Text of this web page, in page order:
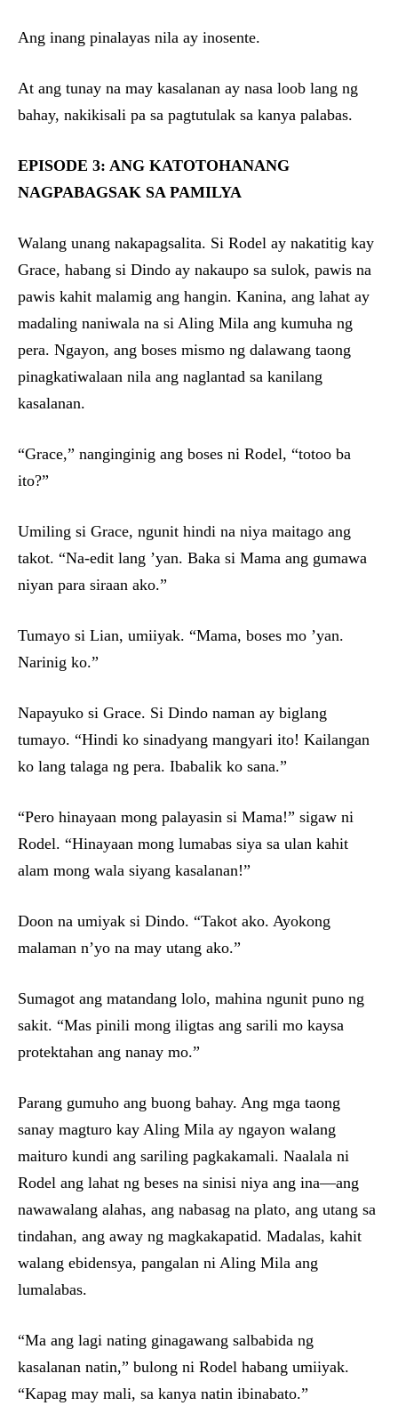
Ang inang pinalayas nila ay inosente.
At ang tunay na may kasalanan ay nasa loob lang ng
bahay, nakikisali pa sa pagtutulak sa kanya palabas.
EPISODE 3: ANG KATOTOHANANG
NAGPABAGSAK SA PAMILYA
Walang unang nakapagsalita. Si Rodel ay nakatitig kay
Grace, habang si Dindo ay nakaupo sa sulok, pawis na
pawis kahit malamig ang hangin. Kanina, ang lahat ay
madaling naniwala na si Aling Mila ang kumuha ng
pera. Ngayon, ang boses mismo ng dalawang taong
pinagkatiwalaan nila ang naglantad sa kanilang
kasalanan.
“Grace,” nanginginig ang boses ni Rodel, “totoo ba
ito?”
Umiling si Grace, ngunit hindi na niya maitago ang
takot. “Na-edit lang ’yan. Baka si Mama ang gumawa
niyan para siraan ako.”
Tumayo si Lian, umiiyak. “Mama, boses mo ’yan.
Narinig ko.”
Napayuko si Grace. Si Dindo naman ay biglang
tumayo. “Hindi ko sinadyang mangyari ito! Kailangan
ko lang talaga ng pera. Ibabalik ko sana.”
“Pero hinayaan mong palayasin si Mama!” sigaw ni
Rodel. “Hinayaan mong lumabas siya sa ulan kahit
alam mong wala siyang kasalanan!”
Doon na umiyak si Dindo. “Takot ako. Ayokong
malaman n’yo na may utang ako.”
Sumagot ang matandang lolo, mahina ngunit puno ng
sakit. “Mas pinili mong iligtas ang sarili mo kaysa
protektahan ang nanay mo.”
Parang gumuho ang buong bahay. Ang mga taong
sanay magturo kay Aling Mila ay ngayon walang
maituro kundi ang sariling pagkakamali. Naalala ni
Rodel ang lahat ng beses na sinisi niya ang ina—ang
nawawalang alahas, ang nabasag na plato, ang utang sa
tindahan, ang away ng magkakapatid. Madalas, kahit
walang ebidensya, pangalan ni Aling Mila ang
lumalabas.
“Ma ang lagi nating ginagawang salbabida ng
kasalanan natin,” bulong ni Rodel habang umiiyak.
“Kapag may mali, sa kanya natin ibinabato.”